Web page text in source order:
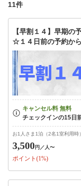
11件
【早割１４】早期
☆１４日前の予約から
お1人さま1泊（2名1室利用時
3,500円 ／人〜
ポイント(1%)